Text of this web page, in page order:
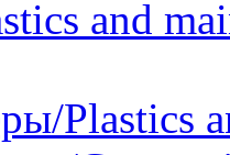
and
Plastics